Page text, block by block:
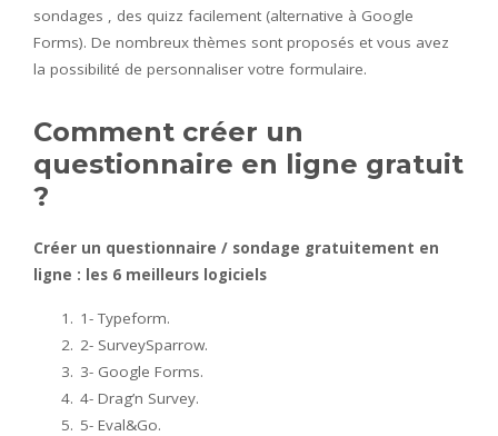
sondages , des quizz facilement (alternative à Google
Forms). De nombreux thèmes sont proposés et vous avez
la possibilité de personnaliser votre formulaire.
Comment créer un
questionnaire en ligne gratuit
?
Créer un questionnaire / sondage gratuitement en
ligne : les 6 meilleurs logiciels
1- Typeform.
2- SurveySparrow.
3- Google Forms.
4- Drag’n Survey.
5- Eval&Go.